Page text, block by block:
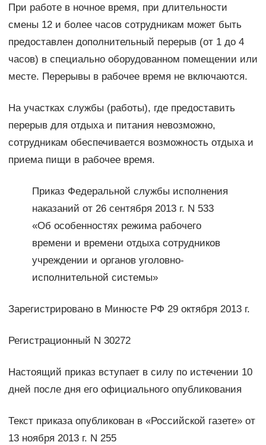
При работе в ночное время, при длительности
смены 12 и более часов сотрудникам может быть
предоставлен дополнительный перерыв (от 1 до 4
часов) в специально оборудованном помещении или
месте. Перерывы в рабочее время не включаются.
На участках службы (работы), где предоставить
перерыв для отдыха и питания невозможно,
сотрудникам обеспечивается возможность отдыха и
приема пищи в рабочее время.
Приказ Федеральной службы исполнения
наказаний от 26 сентября 2013 г. N 533
«Об особенностях режима рабочего
времени и времени отдыха сотрудников
учреждении и органов уголовно-
исполнительной системы»
Зарегистрировано в Минюсте РФ 29 октября 2013 г.
Регистрационный N 30272
Настоящий приказ вступает в силу по истечении 10
дней после дня его официального опубликования
Текст приказа опубликован в «Российской газете» от
13 ноября 2013 г. N 255